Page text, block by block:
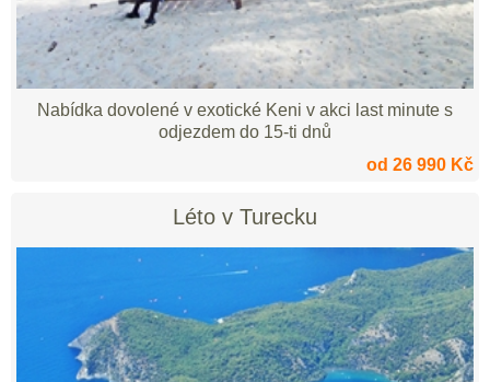
Nabídka dovolené v exotické Keni v akci last minute s
odjezdem do 15-ti dnů
od 26 990 Kč
Léto v Turecku